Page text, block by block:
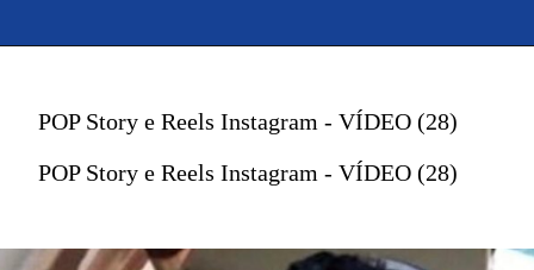
POP Story e Reels Instagram - VÍDEO (28)
POP Story e Reels Instagram - VÍDEO (28)